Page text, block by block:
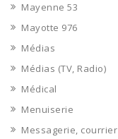
Mayenne 53
Mayotte 976
Médias
Médias (TV, Radio)
Médical
Menuiserie
Messagerie, courrier